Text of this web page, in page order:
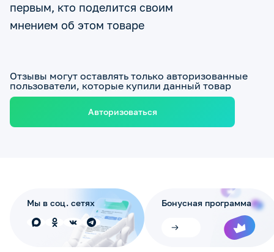
первым, кто поделится своим
мнением об этом товаре
Отзывы могут оставлять только авторизованные
пользователи, которые купили данный товар
Авторизоваться
Мы в соц. сетях Бонусная программа